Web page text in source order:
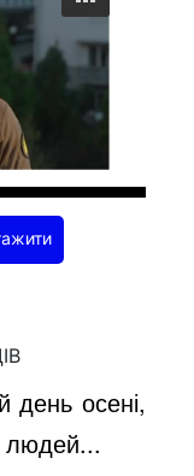
осені,
людей...